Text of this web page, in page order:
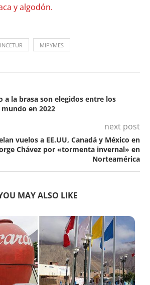
y algodón.
MIPYMES
a la brasa son elegidos entre los
en 2022
next post
vuelos a EE.UU, Canadá y México en
Chávez por «tormenta invernal» en
Norteamérica
MAY ALSO LIKE